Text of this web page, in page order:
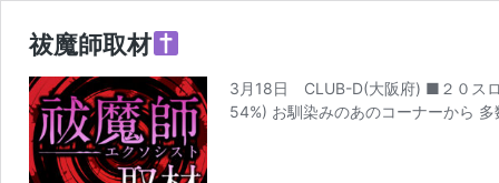
祓魔師取材
3月18日 CLUB-D(大阪府) ■２０ス
54%) お馴染みのあのコーナーから